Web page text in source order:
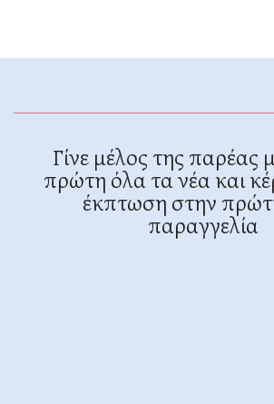
Γίνε μέλος της παρέας
πρώτη όλα τα νέα και
έκπτωση στην
παραγγελία